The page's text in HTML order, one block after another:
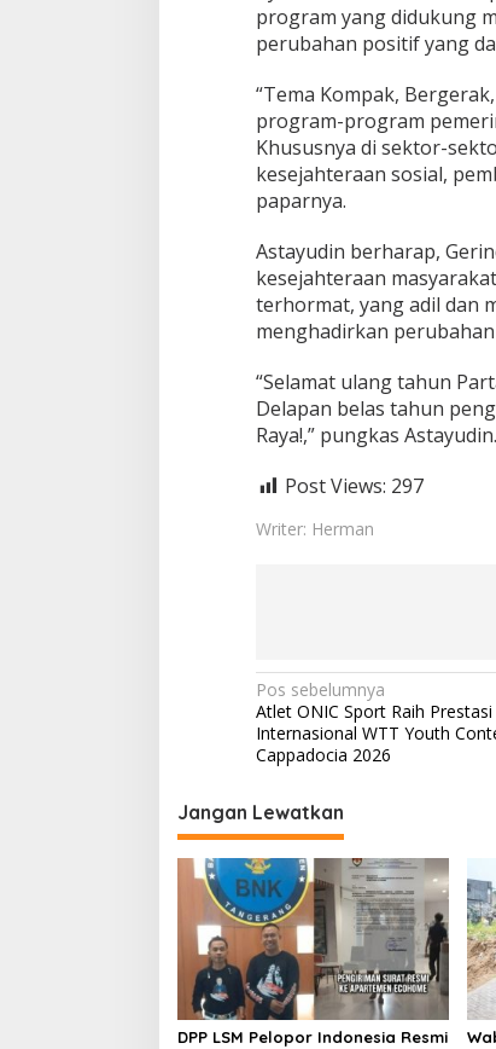
program yang didukung
perubahan positif yang
“Tema Kompak,
program-program
Khususnya di sektor-
kesejahteraan sosial,
paparnya.
Astayudin berharap,
kesejahteraan
terhormat, yang adil dan
menghadirkan
“Selamat ulang tahun
Delapan belas tahun
Raya!,” pungkas Astayudin.
Post Views: 297
Writer: Herman
N
a
v
i
g
a
s
i
p
o
s
Pos sebelumnya
Atlet ONIC Sport Raih
Internasional WTT Youth
Cappadocia 2026
Jangan Lewatkan
DPP LSM Pelopor Indonesia Resmi